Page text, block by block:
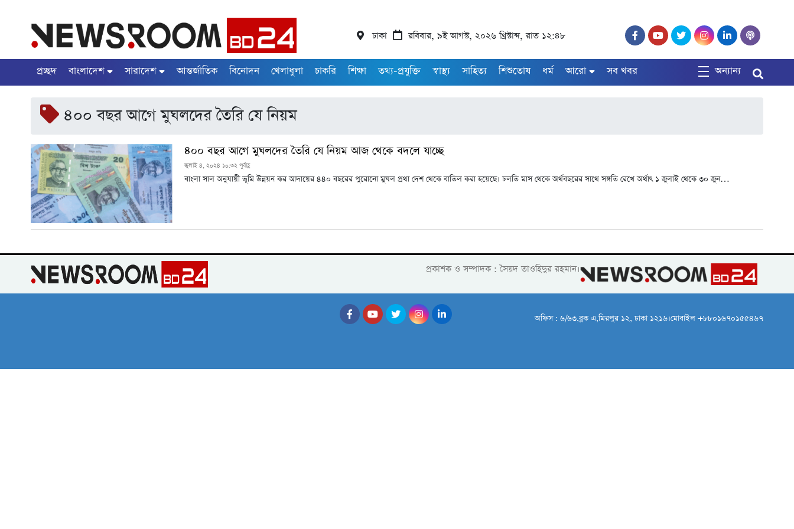
ঢাকা রবিবার, ৯ই আগস্ট, ২০২৬ খ্রিস্টাব্দ, রাত ১২:৪৮
প্রচ্ছদ বাংলাদেশ সারাদেশ আন্তর্জাতিক বিনোদন খেলাধুলা চাকরি শিক্ষা তথ্য-প্রযুক্তি স্বাস্থ্য সাহিত্য শিশুতোষ ধর্ম আরো সব খবর অন্যান্য
৪০০ বছর আগে মুঘলদের তৈরি যে নিয়ম
৪০০ বছর আগে মুঘলদের তৈরি যে নিয়ম আজ থেকে বদলে যাচ্ছে
জুলাই ৪, ২০২৪ ১০:৩২ পূর্বাহ্ণ
বাংলা সাল অনুযায়ী ভূমি উন্নয়ন কর আদায়ের ৪৪০ বছরের পুরোনো মুঘল প্রথা দেশ থেকে বাতিল করা হয়েছে। চলতি মাস থেকে অর্থবছরের সাথে সঙ্গতি রেখে অর্থাৎ ১ জুলাই থেকে ৩০ জুন…
প্রকাশক ও সম্পাদক : সৈয়দ তাওহিদুর রহমান।
অফিস : ৬/৬৩,ব্লক এ,মিরপুর ১২, ঢাকা ১২১৬।মোবাইল +৮৮০১৬৭০১৫৫৪৬৭